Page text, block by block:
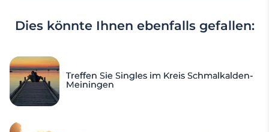
Dies könnte Ihnen ebenfalls gefallen:
Treffen Sie Singles im Kreis Schmalkalden-
Meiningen